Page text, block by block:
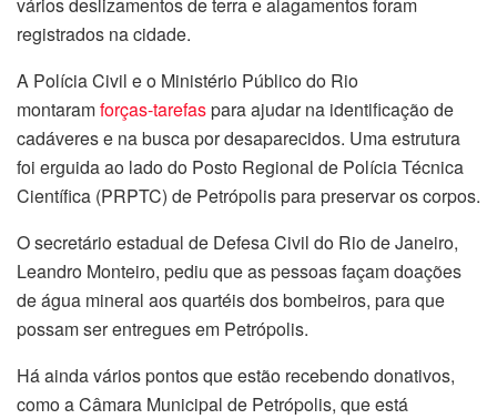
vários deslizamentos de terra e alagamentos foram
registrados na cidade.
A Polícia Civil e o Ministério Público do Rio
montaramforças-tarefaspara ajudar na identificação de
cadáveres e na busca por desaparecidos. Uma estrutura
foi erguida ao lado do Posto Regional de Polícia Técnica
Científica (PRPTC) de Petrópolis para preservar os corpos.
O secretário estadual de Defesa Civil do Rio de Janeiro,
Leandro Monteiro, pediu que as pessoas façam doações
de água mineral aos quartéis dos bombeiros, para que
possam ser entregues em Petrópolis.
Há ainda vários pontos que estão recebendo donativos,
como a Câmara Municipal de Petrópolis, que está